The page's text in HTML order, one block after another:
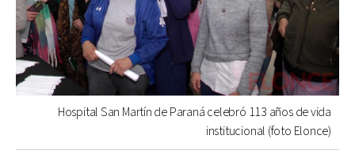
Hospital San Martín de Paraná celebró 113 años de vida
institucional (foto Elonce)